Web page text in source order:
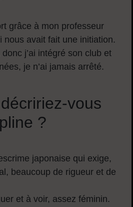
grâce à mon professeur
nous avait fait une initiation.
j’ai intégré son club et
je n’ai jamais arrêté.
vous
?
japonaise qui exige,
beaucoup de rigueur et de
et à voir, assez féminin.